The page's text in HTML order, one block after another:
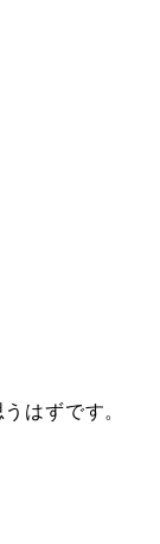
はずです。